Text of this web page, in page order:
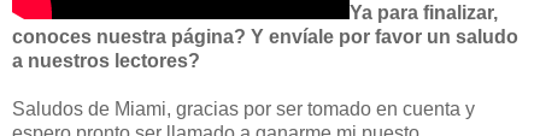
Ya para finalizar,
conoces nuestra página? Y envíale por favor un saludo
a nuestros lectores?
Saludos de Miami, gracias por ser tomado en cuenta y